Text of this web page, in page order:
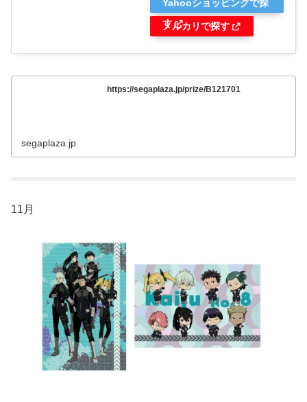
Yahooショッピングで探
す
メルカリで探す
https://segaplaza.jp/prize/B121701
segaplaza.jp
11月